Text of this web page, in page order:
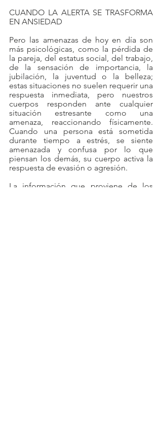
CUANDO LA ALERTA SE TRASFORMA
EN ANSIEDAD
Pero las amenazas de hoy en día son
más psicológicas, como la pérdida de
la pareja, del estatus social, del trabajo,
de la sensación de importancia, la
jubilación, la juventud o la belleza;
estas situaciones no suelen requerir una
respuesta inmediata, pero nuestros
cuerpos responden ante cualquier
situación estresante como una
amenaza, reaccionando físicamente.
Cuando una persona está sometida
durante tiempo a estrés, se siente
amenazada y confusa por lo que
piensan los demás, su cuerpo activa la
respuesta de evasión o agresión.
La información que proviene de los